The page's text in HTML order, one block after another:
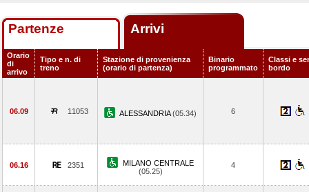
Partenze Arrivi
Orario
di
arrivo
Tipo e n. di
treno
Stazione di provenienza
(orario di partenza)
Binario
programmato
Classi e
bordo
06.09 11053 ALESSANDRIA(05.34) 6
06.16 2351
MILANO CENTRALE
(05.25)
4